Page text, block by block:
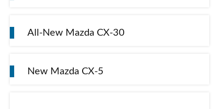
All-New Mazda CX-30
New Mazda CX-5